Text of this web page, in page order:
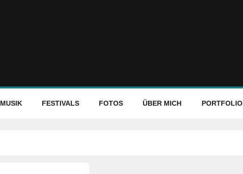
MUSIK FESTIVALS FOTOS ÜBER MICH PORTFOLIO